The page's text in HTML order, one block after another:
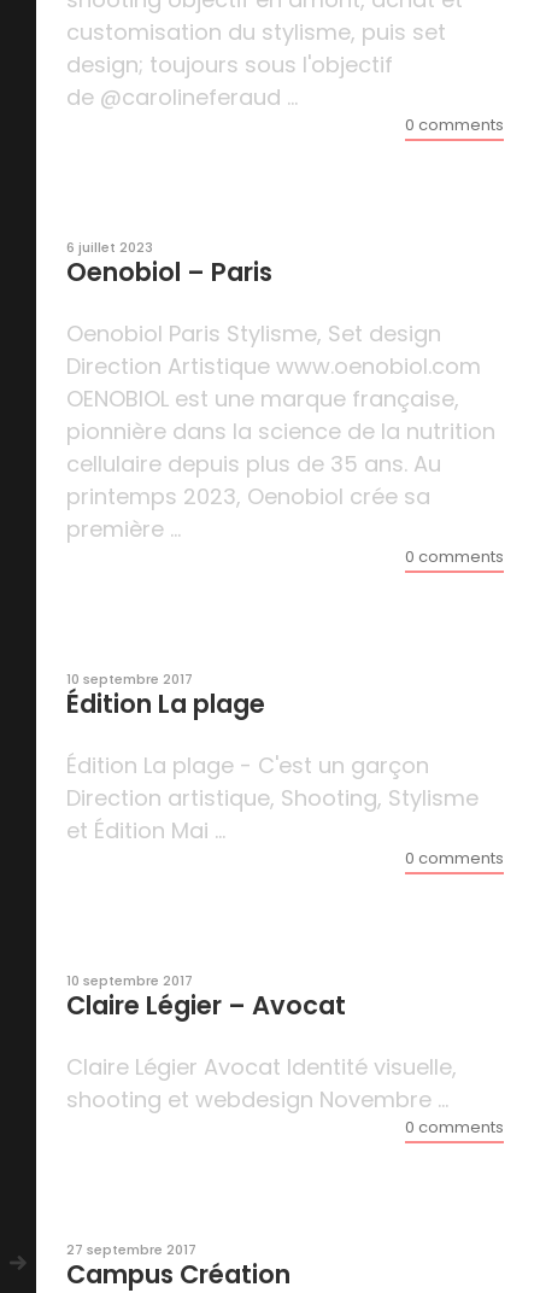
customisation du stylisme, puis set
design; toujours sous l'objectif
de @carolineferaud ...
0 comments
6 juillet 2023
Oenobiol – Paris
Oenobiol Paris Stylisme, Set design
Direction Artistique www.oenobiol.com
OENOBIOL est une marque française,
pionnière dans la science de la nutrition
cellulaire depuis plus de 35 ans. Au
printemps 2023, Oenobiol crée sa
première ...
0 comments
10 septembre 2017
Édition La plage
Édition La plage - C'est un garçon
Direction artistique, Shooting, Stylisme
et Édition Mai ...
0 comments
10 septembre 2017
Claire Légier – Avocat
Claire Légier Avocat Identité visuelle,
shooting et webdesign Novembre ...
0 comments
27 septembre 2017
Campus Création